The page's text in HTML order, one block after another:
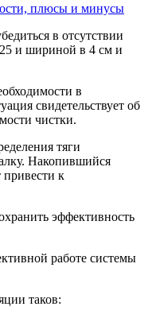
плюсы и минусы
в отсутствии
25 и шириной в 4 см и
в
свидетельствует об
чистки.
тяги
Накопившийся
привести к
работе системы
таков: